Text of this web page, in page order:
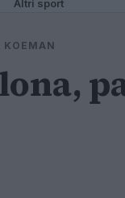
Altri sport
KOEMAN